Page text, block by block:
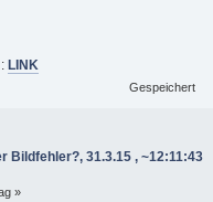
LINK
Gespeichert
Bildfehler?, 31.3.15 , ~12:11:43
»